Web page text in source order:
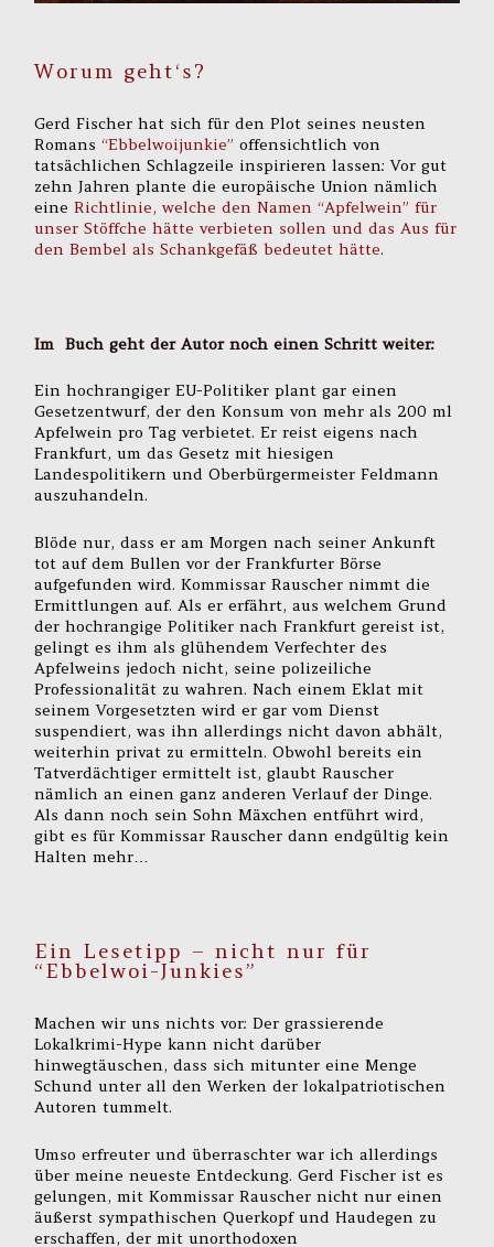
Worum geht‘s?
Gerd Fischer hat sich für den Plot seines neusten
Romans “Ebbelwoijunkie” offensichtlich von
tatsächlichen Schlagzeile inspirieren lassen: Vor gut
zehn Jahren plante die europäische Union nämlich
eine Richtlinie, welche den Namen “Apfelwein” für
unser Stöffche hätte verbieten sollen und das Aus für
den Bembel als Schankgefäß bedeutet hätte.
Im Buch geht der Autor noch einen Schritt weiter:
Ein hochrangiger EU-Politiker plant gar einen
Gesetzentwurf, der den Konsum von mehr als 200 ml
Apfelwein pro Tag verbietet. Er reist eigens nach
Frankfurt, um das Gesetz mit hiesigen
Landespolitikern und Oberbürgermeister Feldmann
auszuhandeln.
Blöde nur, dass er am Morgen nach seiner Ankunft
tot auf dem Bullen vor der Frankfurter Börse
aufgefunden wird. Kommissar Rauscher nimmt die
Ermittlungen auf. Als er erfährt, aus welchem Grund
der hochrangige Politiker nach Frankfurt gereist ist,
gelingt es ihm als glühendem Verfechter des
Apfelweins jedoch nicht, seine polizeiliche
Professionalität zu wahren. Nach einem Eklat mit
seinem Vorgesetzten wird er gar vom Dienst
suspendiert, was ihn allerdings nicht davon abhält,
weiterhin privat zu ermitteln. Obwohl bereits ein
Tatverdächtiger ermittelt ist, glaubt Rauscher
nämlich an einen ganz anderen Verlauf der Dinge.
Als dann noch sein Sohn Mäxchen entführt wird,
gibt es für Kommissar Rauscher dann endgültig kein
Halten mehr…
Ein Lesetipp – nicht nur für
“Ebbelwoi-Junkies”
Machen wir uns nichts vor: Der grassierende
Lokalkrimi-Hype kann nicht darüber
hinwegtäuschen, dass sich mitunter eine Menge
Schund unter all den Werken der lokalpatriotischen
Autoren tummelt.
Umso erfreuter und überraschter war ich allerdings
über meine neueste Entdeckung. Gerd Fischer ist es
gelungen, mit Kommissar Rauscher nicht nur einen
äußerst sympathischen Querkopf und Haudegen zu
erschaffen, der mit unorthodoxen